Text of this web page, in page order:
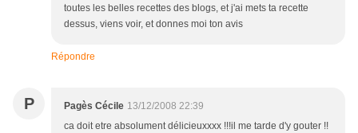
toutes les belles recettes des blogs, et j'ai mets ta recette
dessus, viens voir, et donnes moi ton avis
Répondre
P Pagès Cécile 13/12/2008 22:39
ca doit etre absolument délicieuxxxx !!!il me tarde d'y gouter !!